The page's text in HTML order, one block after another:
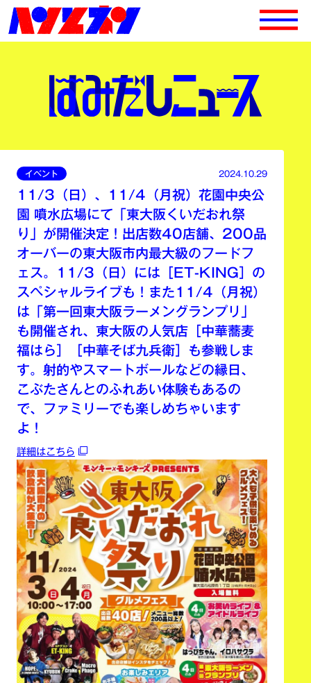
イベント 2024.10.29
11/3（日）、11/4（月祝）花園中央公
園 噴水広場にて「東大阪くいだおれ祭
り」が開催決定！出店数40店舗、200品
オーバーの東大阪市内最大級のフードフ
ェス。11/3（日）には［ET-KING］の
スペシャルライブも！また11/4（月祝）
は「第一回東大阪ラーメングランプリ」
も開催され、東大阪の人気店［中華蕎麦
福はら］［中華そば九兵衛］も参戦しま
す。射的やスマートボールなどの縁日、
こぶたさんとのふれあい体験もあるの
で、ファミリーでも楽しめちゃいます
よ！
詳細はこちら